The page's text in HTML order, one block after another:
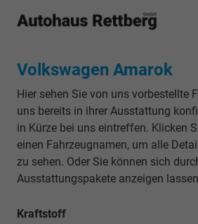
Volkswagen Amarok
Hier sehen Sie von uns vorbestellte
uns bereits in ihrer Ausstattung
in Kürze bei uns eintreffen. Klicken
einen Fahrzeugnamen, um alle
zu sehen. Oder Sie können sich
Ausstattungspakete anzeigen
Kraftstoff